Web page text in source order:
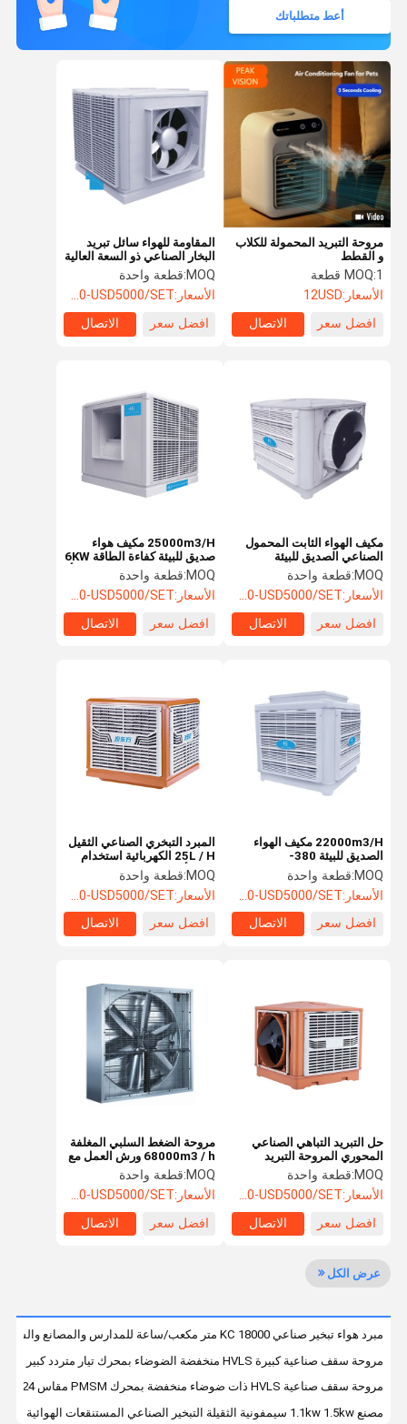
أخبار القضايا
مكيف الهواء الصديق للبيئة
مروحة الضغط السلبي
المروحة الصناعية ذات الحجم العالي
مبرد هواء محمول
مدفئ الحريق
أعط متطلباتك
مروحة التبريد المحمولة للكلاب
و القطط
MOQ:1 قطعة
الأسعار:12USD
افضل سعر
الاتصال
المقاومة للهواء سائل تبريد
البخار الصناعي ذو السعة العالية
سائل تبريد المستنقع الصناعي
المحمول
MOQ: قطعة واحدة
الأسعار:USD500-USD5000/SET
افضل سعر
الاتصال
مكيف الهواء الثابت المحمول
الصناعي الصديق للبيئة
MOQ: قطعة واحدة
الأسعار:USD500-USD5000/SET
افضل سعر
الاتصال
25000m3/H مكيف هواء
صديق للبيئة كفاءة الطاقة 6KW
مع هيكل الفولاذ المقاوم للصدأ
MOQ: قطعة واحدة
الأسعار:USD500-USD5000/SET
افضل سعر
الاتصال
22000m3/H مكيف الهواء
الصديق للبيئة 380-
415V/50HZ الكهربائية
MOQ: قطعة واحدة
الأسعار:USD500-USD5000/SET
افضل سعر
الاتصال
المبرد التبخري الصناعي الثقيل
25L / H الكهربائية استخدام
طاقة أقل
MOQ: قطعة واحدة
الأسعار:USD500-USD5000/SET
افضل سعر
الاتصال
حل التبريد التباهي الصناعي
المحوري المروحة التبريد
التهوية البيئية
MOQ: قطعة واحدة
الأسعار:USD500-USD5000/SET
افضل سعر
الاتصال
مروحة الضغط السلبي المغلفة
68000m3 / h ورش العمل مع
درجات الحرارة العالية
MOQ: قطعة واحدة
الأسعار:USD500-USD5000/SET
افضل سعر
الاتصال
عرض الكل
مبرد هواء تبخير صناعي KC 18000 متر مكعب/ساعة للمدارس والمصانع والسوبر ماركت
مروحة سقف صناعية كبيرة HVLS منخفضة الضوضاء بمحرك تيار متردد كبير 16 قدم/5 متر، 220/380 فولت
مروحة سقف صناعية HVLS ذات ضوضاء منخفضة بمحرك PMSM مقاس 10/12/14/16/20/22/24 قدم، مصنع مزرعة صالة ألعاب رياضية مستودع لوجستيات
مصنع 1.1kw 1.5kw سيمفونية الثقيلة التبخير الصناعي المستنقعات الهوائية المحمولة المبردة المروحة